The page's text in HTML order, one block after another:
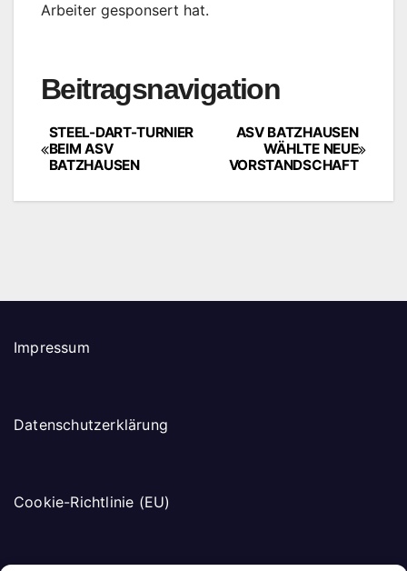
Arbeiter gesponsert hat.
Beitragsnavigation
ASV BATZHAUSEN
WÄHLTE NEUE
VORSTANDSCHAFT
STEEL-DART-TURNIER
BEIM ASV
BATZHAUSEN
Impressum
Datenschutzerklärung
Cookie-Richtlinie (EU)